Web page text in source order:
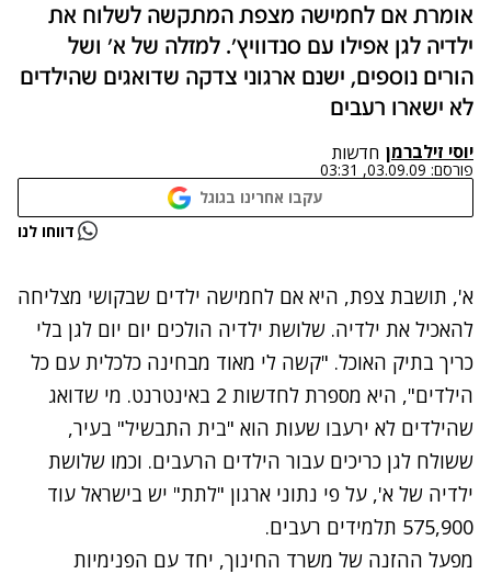
אומרת אם לחמישה מצפת המתקשה לשלוח את
ילדיה לגן אפילו עם סנדוויץ'. למזלה של א' ושל
הורים נוספים, ישנם ארגוני צדקה שדואגים שהילדים
לא ישארו רעבים
יוסי זילברמן חדשות
פורסם: 03.09.09, 03:31
עקבו אחרינו בגוגל
נתקלנו בבעיה דווחו לנו
א', תושבת צפת, היא אם לחמישה ילדים שבקושי מצליחה
להאכיל את ילדיה. שלושת ילדיה הולכים יום יום לגן בלי
כריך בתיק האוכל. "קשה לי מאוד מבחינה כלכלית עם כל
הילדים", היא מספרת לחדשות 2 באינטרנט. מי שדואג
שהילדים לא ירעבו שעות הוא "בית התבשיל" בעיר,
ששולח לגן כריכים עבור הילדים הרעבים. וכמו שלושת
ילדיה של א', על פי נתוני ארגון "לתת" יש בישראל עוד
575,900 תלמידים רעבים.
מפעל ההזנה של משרד החינוך, יחד עם הפנימיות